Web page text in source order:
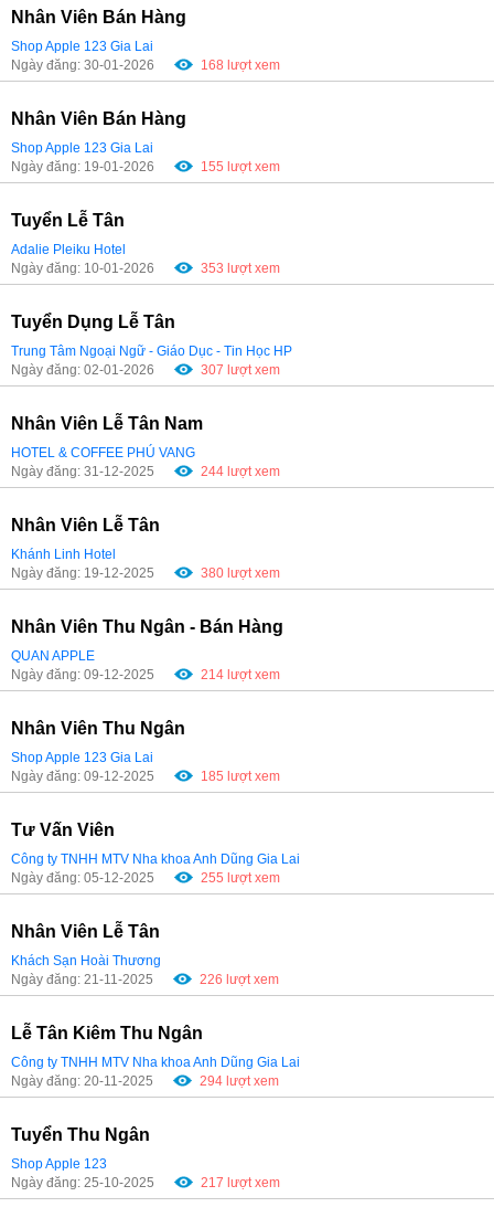
Nhân Viên Bán Hàng
Shop Apple 123 Gia Lai
Ngày đăng: 30-01-2026
168 lượt xem
Nhân Viên Bán Hàng
Shop Apple 123 Gia Lai
Ngày đăng: 19-01-2026
155 lượt xem
Tuyển Lễ Tân
Adalie Pleiku Hotel
Ngày đăng: 10-01-2026
353 lượt xem
Tuyển Dụng Lễ Tân
Trung Tâm Ngoại Ngữ - Giáo Dục - Tin Học HP
Ngày đăng: 02-01-2026
307 lượt xem
Nhân Viên Lễ Tân Nam
HOTEL & COFFEE PHÚ VANG
Ngày đăng: 31-12-2025
244 lượt xem
Nhân Viên Lễ Tân
Khánh Linh Hotel
Ngày đăng: 19-12-2025
380 lượt xem
Nhân Viên Thu Ngân - Bán Hàng
QUAN APPLE
Ngày đăng: 09-12-2025
214 lượt xem
Nhân Viên Thu Ngân
Shop Apple 123 Gia Lai
Ngày đăng: 09-12-2025
185 lượt xem
Tư Vấn Viên
Công ty TNHH MTV Nha khoa Anh Dũng Gia Lai
Ngày đăng: 05-12-2025
255 lượt xem
Nhân Viên Lễ Tân
Khách Sạn Hoài Thương
Ngày đăng: 21-11-2025
226 lượt xem
Lễ Tân Kiêm Thu Ngân
Công ty TNHH MTV Nha khoa Anh Dũng Gia Lai
Ngày đăng: 20-11-2025
294 lượt xem
Tuyển Thu Ngân
Shop Apple 123
Ngày đăng: 25-10-2025
217 lượt xem